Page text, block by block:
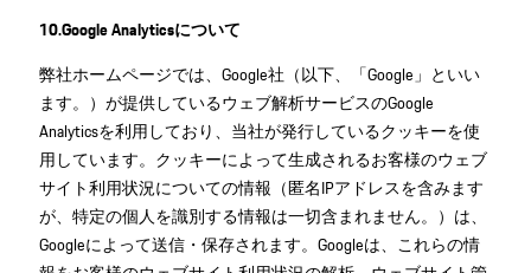
10.Google Analyticsについて
弊社ホームページでは、Google社（以下、「Google」といい
ます。）が提供しているウェブ解析サービスのGoogle
Analyticsを利用しており、当社が発行しているクッキーを使
用しています。クッキーによって生成されるお客様のウェブ
サイト利用状況についての情報（匿名IPアドレスを含みます
が、特定の個人を識別する情報は一切含まれません。）は、
Googleによって送信・保存されます。Googleは、これらの情